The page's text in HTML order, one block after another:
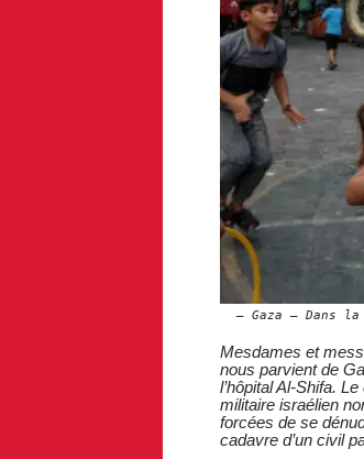
Gaza – Dans
Mesdames et
nous parvient de
l’hôpital Al-Shifa.
militaire israélien
forcées de se
cadavre d’un civil